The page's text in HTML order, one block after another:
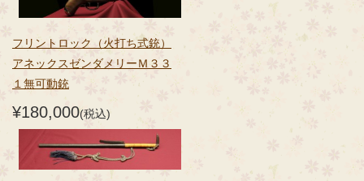
フリントロック（火打ち式銃）
アネックスゼンダメリーＭ３３
１無可動銃
¥180,000(税込)